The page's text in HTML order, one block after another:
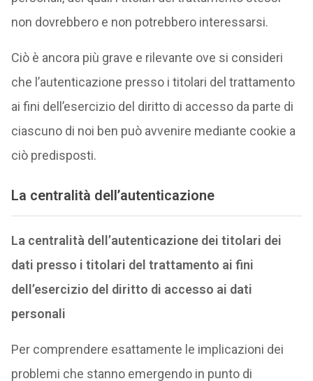
non dovrebbero e non potrebbero interessarsi.
Ciò è ancora più grave e rilevante ove si consideri
che l’autenticazione presso i titolari del trattamento
ai fini dell’esercizio del diritto di accesso da parte di
ciascuno di noi ben può avvenire mediante cookie a
ciò predisposti.
La centralità dell’autenticazione
La centralità dell’autenticazione dei titolari dei
dati presso i titolari del trattamento ai fini
dell’esercizio del diritto di accesso ai dati
personali
Per comprendere esattamente le implicazioni dei
problemi che stanno emergendo in punto di